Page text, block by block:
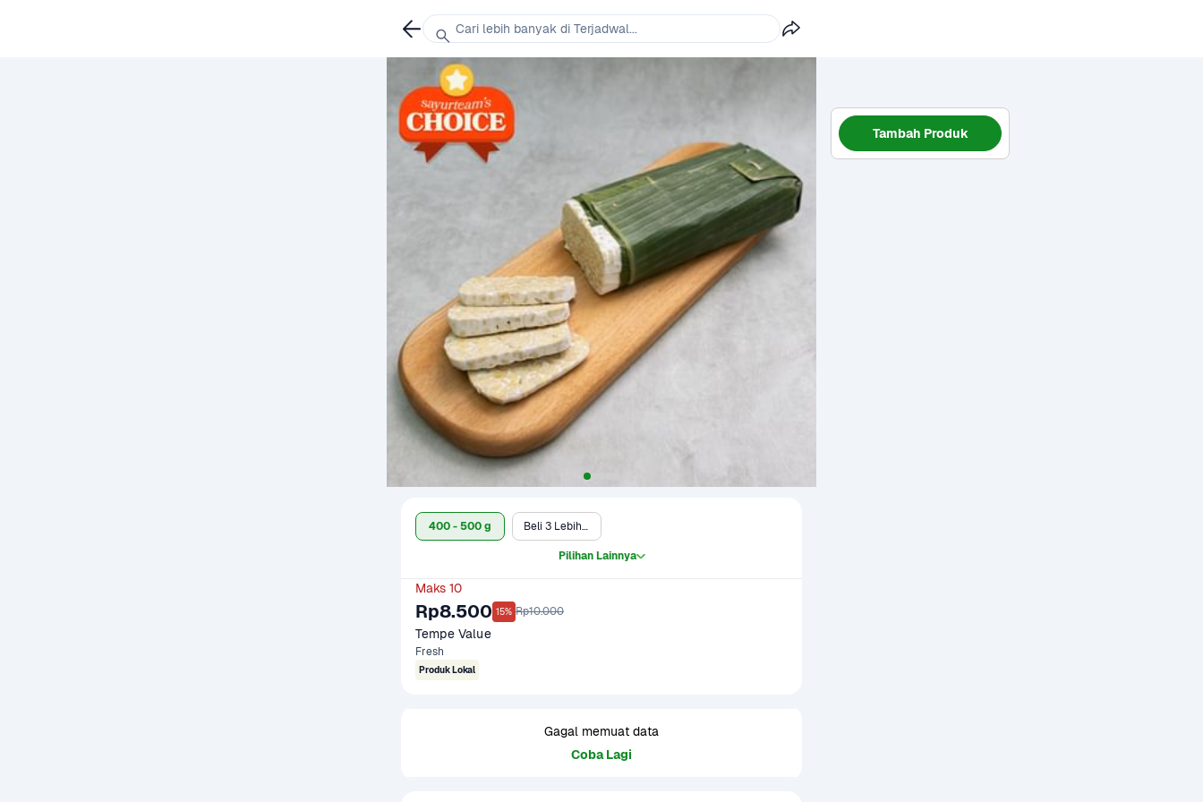
400 - 500 g Beli 3 Lebih Murah
Pilihan Lainnya
Maks 10
Rp8.500 15% Rp10.000
Tempe Value
Fresh
Produk Lokal
Gagal memuat data
Coba Lagi
Tambah Produk
Cari lebih banyak di Terjadwal...